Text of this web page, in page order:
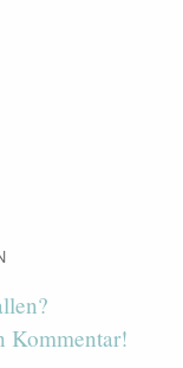
Kommentar!